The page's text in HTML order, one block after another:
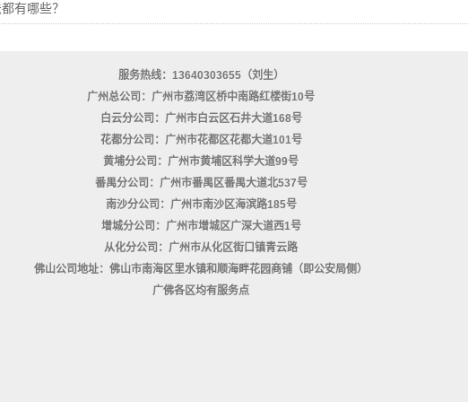
有哪些？
服务热线：13640303655（刘生）
广州总公司：广州市荔湾区桥中南路红楼街10号
白云分公司：广州市白云区石井大道168号
花都分公司：广州市花都区花都大道101号
黄埔分公司：广州市黄埔区科学大道99号
番禺分公司：广州市番禺区番禺大道北537号
南沙分公司：广州市南沙区海滨路185号
增城分公司：广州市增城区广深大道西1号
从化分公司：广州市从化区街口镇青云路
佛山公司地址：佛山市南海区里水镇和顺海畔花园商铺（即公安局侧）
广佛各区均有服务点